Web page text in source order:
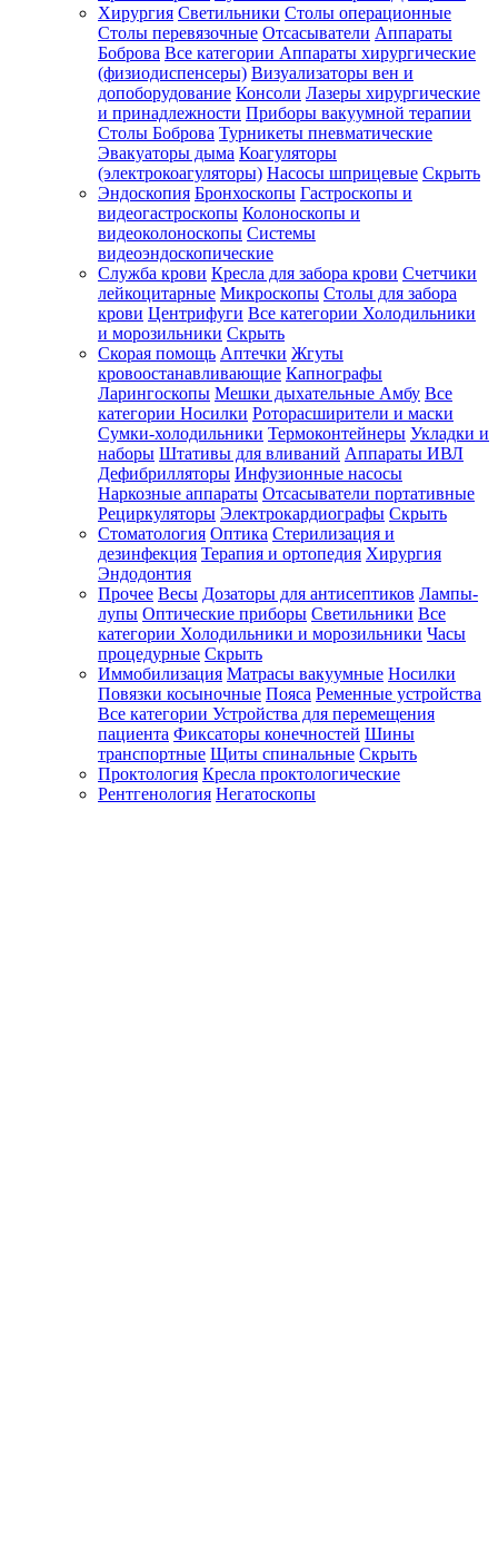
Хирургия Светильники Столы операционные
Столы перевязочные Отсасыватели Аппараты
Боброва Все категории Аппараты хирургические
(физиодиспенсеры) Визуализаторы вен и
допоборудование Консоли Лазеры хирургические
и принадлежности Приборы вакуумной терапии
Столы Боброва Турникеты пневматические
Эвакуаторы дыма Коагуляторы
(электрокоагуляторы) Насосы шприцевые Скрыть
Эндоскопия Бронхоскопы Гастроскопы и
видеогастроскопы Колоноскопы и
видеоколоноскопы Системы
видеоэндоскопические
Служба крови Кресла для забора крови Счетчики
лейкоцитарные Микроскопы Столы для забора
крови Центрифуги Все категории Холодильники
и морозильники Скрыть
Скорая помощь Аптечки Жгуты
кровоостанавливающие Капнографы
Ларингоскопы Мешки дыхательные Амбу Все
категории Носилки Роторасширители и маски
Сумки-холодильники Термоконтейнеры Укладки и
наборы Штативы для вливаний Аппараты ИВЛ
Дефибрилляторы Инфузионные насосы
Наркозные аппараты Отсасыватели портативные
Рециркуляторы Электрокардиографы Скрыть
Стоматология Оптика Стерилизация и
дезинфекция Терапия и ортопедия Хирургия
Эндодонтия
Прочее Весы Дозаторы для антисептиков Лампы-
лупы Оптические приборы Светильники Все
категории Холодильники и морозильники Часы
процедурные Скрыть
Иммобилизация Матрасы вакуумные Носилки
Повязки косыночные Пояса Ременные устройства
Все категории Устройства для перемещения
пациента Фиксаторы конечностей Шины
транспортные Щиты спинальные Скрыть
Проктология Кресла проктологические
Рентгенология Негатоскопы